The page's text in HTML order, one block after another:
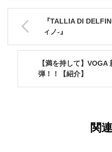
『TALLIA DI
ィノ-』
【満を持して】
弾！！【紹介】
関